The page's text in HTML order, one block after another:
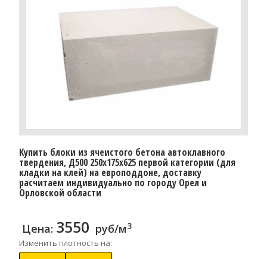
Купить блоки из ячеистого бетона автоклавного
твердения, Д500 250x175x625 первой категории (для
кладки на клей) на европоддоне, доставку
расчитаем индивидуально по городу Орел и
Орловской области
Цена: 3550 руб/м3
Изменить плотность на: